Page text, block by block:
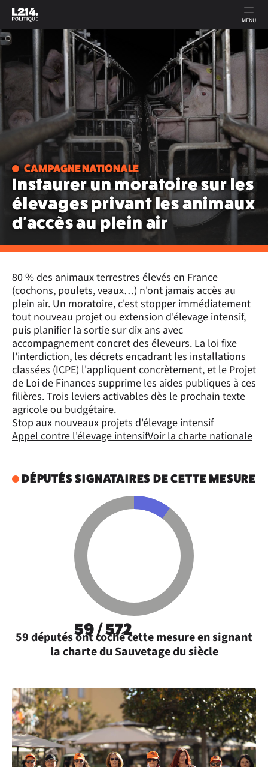
MENU
CAMPAGNE NATIONALE
Instaurer un moratoire sur les
élevages privant les animaux
d'accès au plein air
80 % des animaux terrestres élevés en France
(cochons, poulets, veaux…) n'ont jamais accès au
plein air. Un moratoire, c'est stopper immédiatement
tout nouveau projet ou extension d'élevage intensif,
puis planifier la sortie sur dix ans avec
accompagnement concret des éleveurs. La loi fixe
l'interdiction, les décrets encadrant les installations
classées (ICPE) l'appliquent concrètement, et le Projet
de Loi de Finances supprime les aides publiques à ces
filières. Trois leviers activables dès le prochain texte
agricole ou budgétaire.
Stop aux nouveaux projets d'élevage intensif
Appel contre l'élevage intensifVoir la charte nationale
DÉPUTÉS SIGNATAIRES DE CETTE MESURE
59 / 572
59 députés ont coché cette mesure en signant
la charte du Sauvetage du siècle